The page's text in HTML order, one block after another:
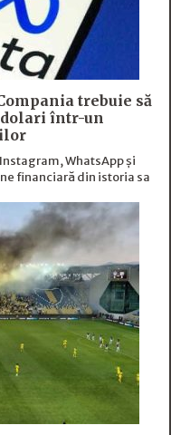
trebuie să
dolari într-un
WhatsApp și
financiară din istoria sa